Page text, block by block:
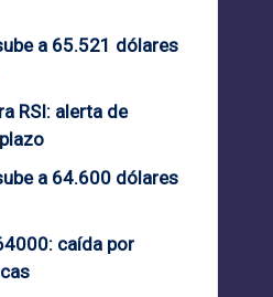
a 65.521 dólares
RSI: alerta de
a 64.600 dólares
caída por